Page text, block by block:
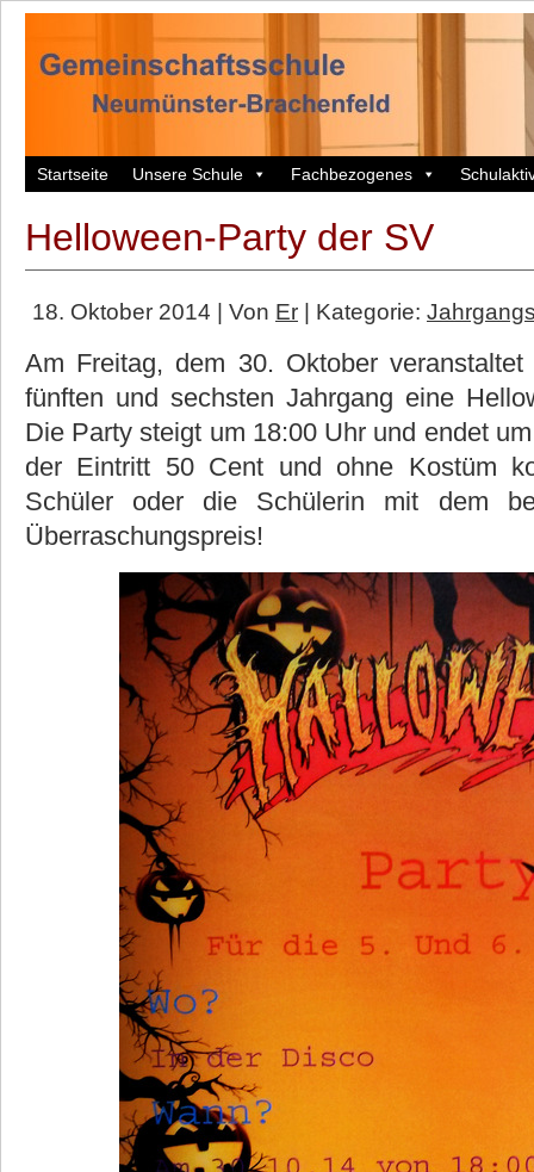
Startseite Unsere Schule Fachbezogenes
Helloween-Party der SV
18. Oktober 2014 | Von Er | Kategorie:
Am Freitag, dem 30. Oktober
fünften und sechsten Jahrgang eine
Die Party steigt um 18:00 Uhr und endet
der Eintritt 50 Cent und ohne Kostüm
Schüler oder die Schülerin mit dem
Überraschungspreis!